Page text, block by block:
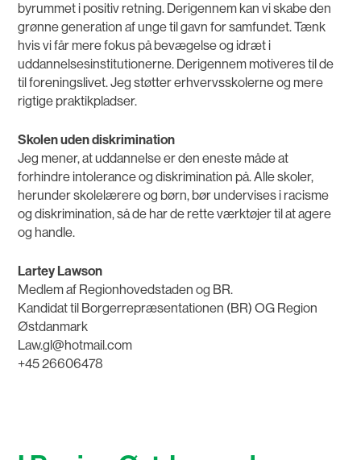
byrummet i positiv retning. Derigennem kan vi skabe den
grønne generation af unge til gavn for samfundet. Tænk
hvis vi får mere fokus på bevægelse og idræt i
uddannelsesinstitutionerne. Derigennem motiveres til de
til foreningslivet. Jeg støtter erhvervsskolerne og mere
rigtige praktikpladser.
Skolen uden diskrimination
Jeg mener, at uddannelse er den eneste måde at
forhindre intolerance og diskrimination på. Alle skoler,
herunder skolelærere og børn, bør undervises i racisme
og diskrimination, så de har de rette værktøjer til at agere
og handle.
Lartey Lawson
Medlem af Regionhovedstaden og BR.
Kandidat til Borgerrepræsentationen (BR) OG Region
Østdanmark
Law.gl@hotmail.com
+45 26606478